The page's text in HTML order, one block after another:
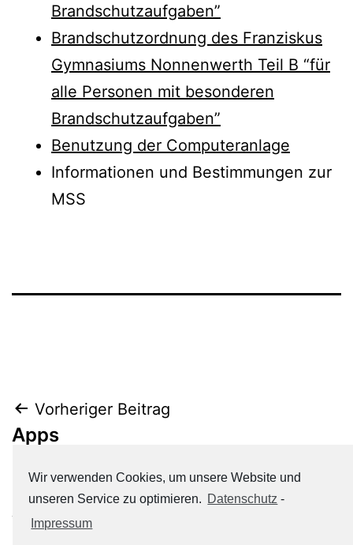
Brandschutzaufgaben”
Brandschutzordnung des Franziskus
Gymnasiums Nonnenwerth Teil B “für
alle Personen mit besonderen
Brandschutzaufgaben”
Benutzung der Computeranlage
Informationen und Bestimmungen zur
MSS
Beitrags-
Navigation
Vorheriger Beitrag
Apps
Nächster Beitrag
Arbeitspläne
Wir verwenden Cookies, um unsere Website und
unseren Service zu optimieren. Datenschutz -
Impressum